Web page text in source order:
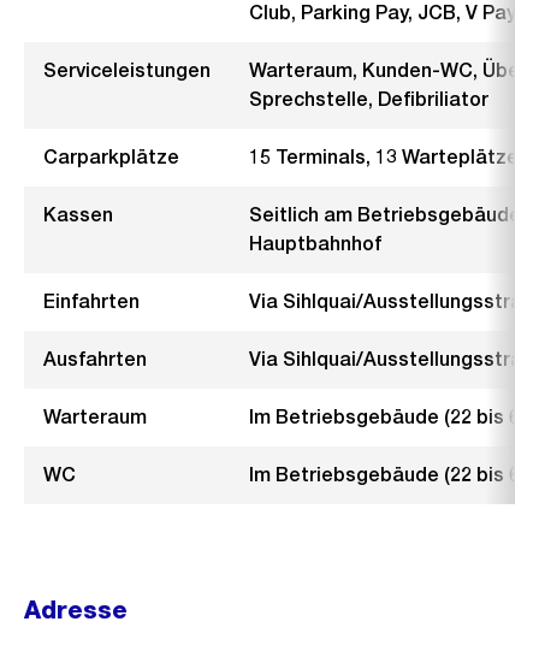
Club, Parking Pay, JCB, V Pay
Serviceleistungen
Warteraum, Kunden-WC,
Sprechstelle, Defibriliator
Carparkplätze 15 Terminals, 13 Warteplätze
Kassen
Seitlich am Betriebsgebäude,
Hauptbahnhof
Einfahrten Via Sihlquai/
Ausfahrten Via Sihlquai/
Warteraum Im Betriebsgebäude (22 bis 6
WC Im Betriebsgebäude (22 bis 6
Adresse